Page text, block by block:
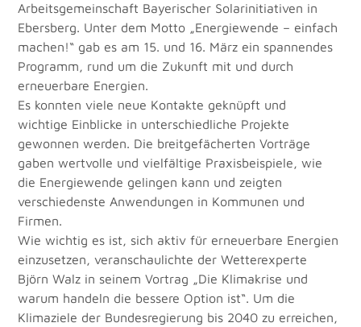
Arbeitsgemeinschaft Bayerischer Solarinitiativen in
Ebersberg. Unter dem Motto „Energiewende – einfach
machen!“ gab es am 15. und 16. März ein spannendes
Programm, rund um die Zukunft mit und durch
erneuerbare Energien.
Es konnten viele neue Kontakte geknüpft und
wichtige Einblicke in unterschiedliche Projekte
gewonnen werden. Die breitgefächerten Vorträge
gaben wertvolle und vielfältige Praxisbeispiele, wie
die Energiewende gelingen kann und zeigten
verschiedenste Anwendungen in Kommunen und
Firmen.
Wie wichtig es ist, sich aktiv für erneuerbare Energien
einzusetzen, veranschaulichte der Wetterexperte
Björn Walz in seinem Vortrag „Die Klimakrise und
warum handeln die bessere Option ist“. Um die
Klimaziele der Bundesregierung bis 2040 zu erreichen,